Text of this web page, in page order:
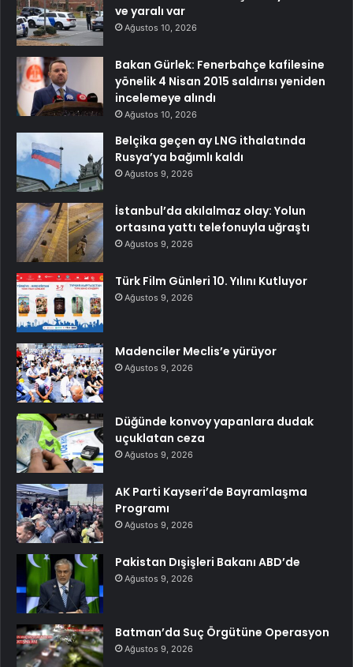
ve yaralı var
Ağustos 10, 2026
Bakan Gürlek: Fenerbahçe kafilesine
yönelik 4 Nisan 2015 saldırısı yeniden
incelemeye alındı
Ağustos 10, 2026
Belçika geçen ay LNG ithalatında
Rusya’ya bağımlı kaldı
Ağustos 9, 2026
İstanbul’da akılalmaz olay: Yolun
ortasına yattı telefonuyla uğraştı
Ağustos 9, 2026
Türk Film Günleri 10. Yılını Kutluyor
Ağustos 9, 2026
Madenciler Meclis’e yürüyor
Ağustos 9, 2026
Düğünde konvoy yapanlara dudak
uçuklatan ceza
Ağustos 9, 2026
AK Parti Kayseri’de Bayramlaşma
Programı
Ağustos 9, 2026
Pakistan Dışişleri Bakanı ABD’de
Ağustos 9, 2026
Batman’da Suç Örgütüne Operasyon
Ağustos 9, 2026